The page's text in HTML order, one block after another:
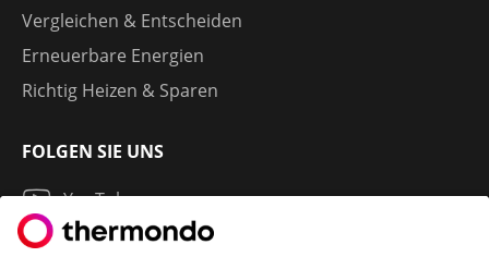
Vergleichen & Entscheiden
Erneuerbare Energien
Richtig Heizen & Sparen
FOLGEN SIE UNS
YouTube
Instagram